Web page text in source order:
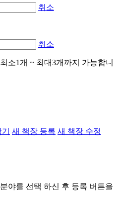
취소
취소
소1개 ~ 최대3개까지 가능합니
새 책장 등록 새 책장 수정
야를 선택 하신 후 등록 버튼을